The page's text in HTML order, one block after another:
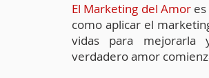
El Marketing del Amores
como aplicar el
vidas para mejorarla
verdadero amor